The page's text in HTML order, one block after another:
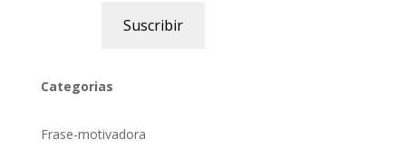
Suscribir
Categorias
Frase-motivadora